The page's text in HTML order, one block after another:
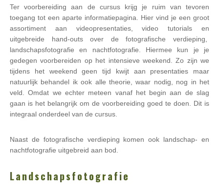
Ter voorbereiding aan de cursus krijg je ruim van tevoren
toegang tot een aparte informatiepagina. Hier vind je een groot
assortiment aan videopresentaties, video tutorials en
uitgebreide hand-outs over de fotografische verdieping,
landschapsfotografie en nachtfotografie. Hiermee kun je je
gedegen voorbereiden op het intensieve weekend. Zo zijn we
tijdens het weekend geen tijd kwijt aan presentaties maar
natuurlijk behandel ik ook alle theorie, waar nodig, nog in het
veld. Omdat we echter meteen vanaf het begin aan de slag
gaan is het belangrijk om de voorbereiding goed te doen. Dit is
integraal onderdeel van de cursus.
Naast de fotografische verdieping komen ook landschap- en
nachtfotografie uitgebreid aan bod.
Landschapsfotografie